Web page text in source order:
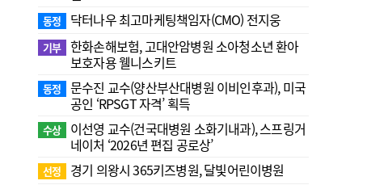
동정 닥터나우 최고마케팅책임자(CMO) 전지웅
기부 한화손해보험, 고대안암병원 소아청소년 환아
보호자용 웰니스키트
동정
문수진 교수( 양산부산대병원 이비인후과), 미국
공인 ‘RPSGT 자격’ 획득
수상
이선영 교수(건국대병원 소화기내과), 스프링거
네이처 ‘2026년 편집 공로상’
선정 경기 의왕시 365키즈병원, 달빛어린이병원